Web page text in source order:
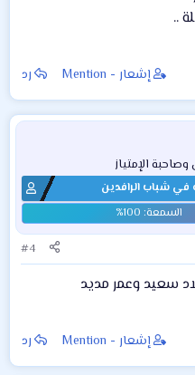
..
إشعار - Mention رد
الإمتياز
شباب الرافدين
#4
سعيد وعمر مديد
إشعار - Mention رد